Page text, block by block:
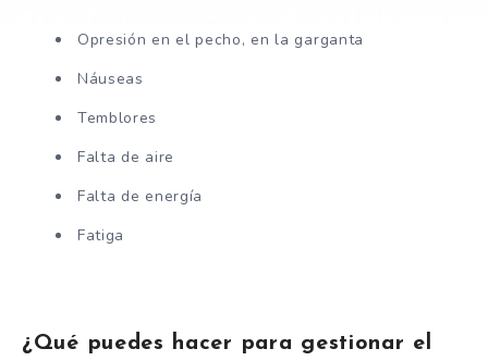
Opresión en el pecho, en la garganta
Náuseas
Temblores
Falta de aire
Falta de energía
Fatiga
¿Qué puedes hacer para gestionar el